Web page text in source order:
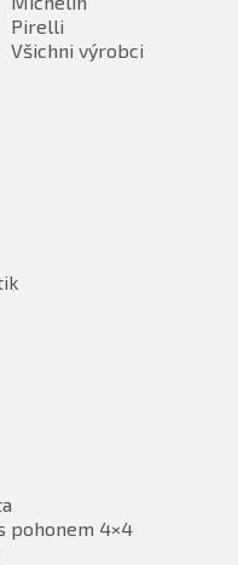
Pirelli
Všichni výrobci
pohonem 4×4